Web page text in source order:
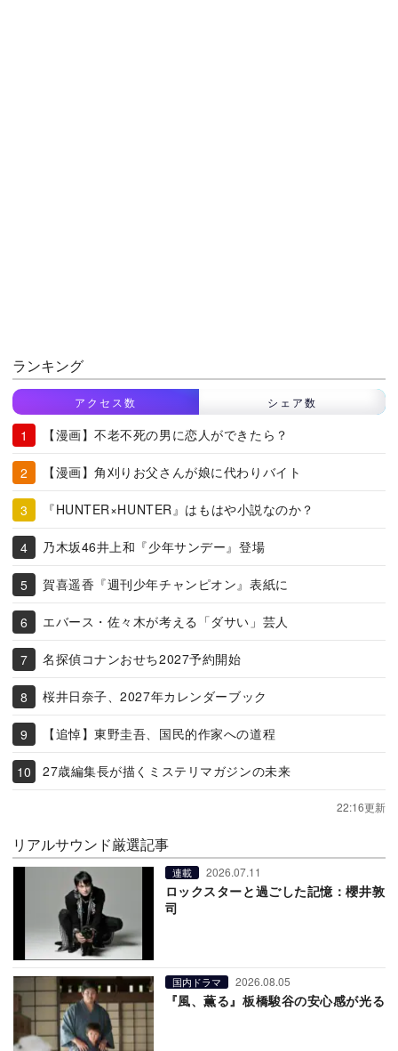
ランキング
アクセス数 シェア数
【漫画】不老不死の男に恋人ができたら？
【漫画】角刈りお父さんが娘に代わりバイト
『HUNTER×HUNTER』はもはや小説なのか？
乃木坂46井上和『少年サンデー』登場
賀喜遥香『週刊少年チャンピオン』表紙に
エバース・佐々木が考える「ダサい」芸人
名探偵コナンおせち2027予約開始
桜井日奈子、2027年カレンダーブック
【追悼】東野圭吾、国民的作家への道程
27歳編集長が描くミステリマガジンの未来
22:16更新
リアルサウンド厳選記事
連載 2026.07.11
ロックスターと過ごした記憶：櫻井敦
司
国内ドラマ 2026.08.05
『風、薫る』板橋駿谷の安心感が光る